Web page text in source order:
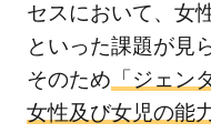
セスにおいて、女
といった課題が見
そのため 「ジェン
女性及び女児の能